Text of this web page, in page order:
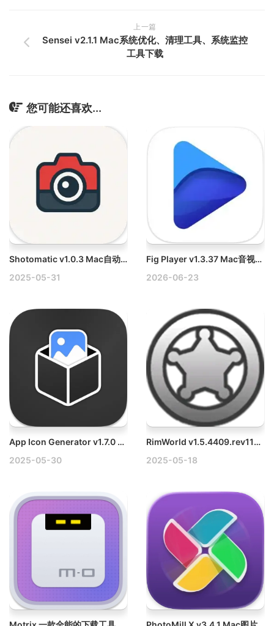
上一篇
Sensei v2.1.1 Mac系统优化、清理工具、系统监控
工具下载
您可能还喜欢...
Shotomatic v1.0.3 Mac自动化截图工具破解版
2025-05-31
Fig Player v1.3.37 Mac音视频播放器，AI字幕翻译
2026-06-23
App Icon Generator v1.7.0 Mac应用图标生成器
2025-05-30
RimWorld v1.5.4409.rev1113 Mac环世界模拟建造游戏
2025-05-18